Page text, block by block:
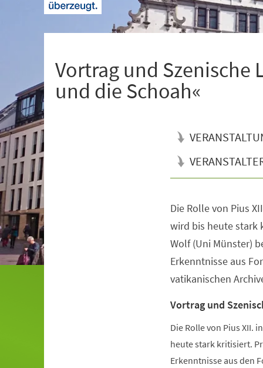
Vortrag und Szenische
und die Schoah«
Die Rolle von Pius
wird bis heute stark
Wolf (Uni Münster)
Erkenntnisse aus
vatikanischen
Vortrag und
Die Rolle von Pius XII.
heute stark kritisiert.
Erkenntnisse aus den